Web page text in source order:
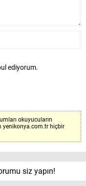
ediyorum.
okuyucuların
yenikonya.com.tr hiçbir
siz yapın!